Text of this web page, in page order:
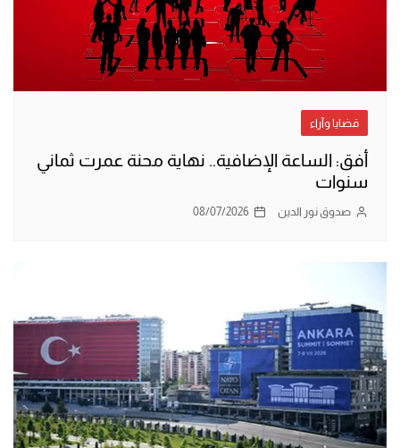
قضايا وآراء
أفق: الساعة الإضافية.. نهاية محنة عمرت ثماني
سنوات
صدوق نور الدين 08/07/2026